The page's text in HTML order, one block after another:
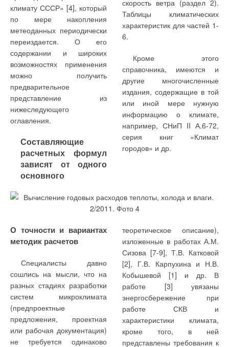
климату СССР» [4], который
по мере накопления
метеоданных периодически
переиздается. О его
содержании и широких
возможностях применения
можно получить
предварительное
представление из
нижеследующего
оглавления.
Составляющие
расчетных формул
зависят от одного
основного
скорость ветра (раздел 2).
Таблицы климатических
характеристик для частей 1-
6.
Кроме этого
справочника, имеются и
другие многочисленные
издания, содержащие в той
или иной мере нужную
информацию о климате,
например, СНиП II А.6-72,
серия книг «Климат
городов» и др.
О точности и вариантах
методик расчетов
Специалисты давно
сошлись на мысли, что на
разных стадиях разработки
систем микроклимата
(предпроектные
предложения, проектная
или рабочая документация)
не требуется одинаково
теоретическое описание),
изложенные в работах А.М.
Сизова [7-9], Т.В. Катковой
[2], Г.В. Карпухина и Н.В.
Кобышевой [1] и др. В
работе [3] увязаны
энергосбережение при
работе СКВ и
характеристики климата,
кроме того, в ней
представлены требования к
приведенных зависимостей
(5) и (6), показывает что
имеет место следующее
Следовательно, при
небольшой удаленности
потребителя от
станции имеет место
отношение Зр> Зби
наоборот. Критическое
расстояние доставки
уравнение, имеем:
Таким образом, можно
сделать вывод, что при l < lкр
населенный пункт
целесообразно
газифицировать от
баллонных установок, а при
l > l кр— от резервуарных
В целях практической
реализации данной
математической модели (1)-
(8) обоснования
рациональной области
применения
децентрализованных
систем снабжения
сжиженным газом были
проведены
3.Тип автомобильных
дорог: 50 % дорог с
твердым покрытием, 30 %
— с покрытием переходного
типа, 20 % — грунтовые
дороги.
4.Мощность
газонаполнительной
станции N = 12 тыс. т/год.
слое загрузки (наблюдали
визуально через смотровое
окно фильтра), что
сопровождалось
возрастанием потерь
напора.
Эффект очистки от
взвешенных веществ
(хлопьев активного ила)
сохранялся на высоком
фильтроциклов во всем
рабочем диапазоне
скорости фильтрования и
составил (табл. 2):
• свыше 80 % при
входной концентрации
состояние с помощью
газлифтных потоков. На
этой основе разработана
фильтра осветленной водой
непосредственно в
проточной зоне отстойника.
По результатам
испытаний была
разработана конструкция
отстойника-фильтра, и в
октябре 2002 г.
В отличии от установок,
разработанных ЦНИИЭП
«Установка по доочистке
сточных вод на песчаных
фильтрах» [2], фильтр с
плавающей загрузкой,
работающий в режиме
усреднения расхода воды
через нее;
• увеличивается
эффективность
фильтрационной доочистки
осветленной воды за счет